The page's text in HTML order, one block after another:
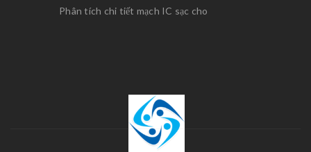
Phân tích chi tiết mạch IC sạc cho